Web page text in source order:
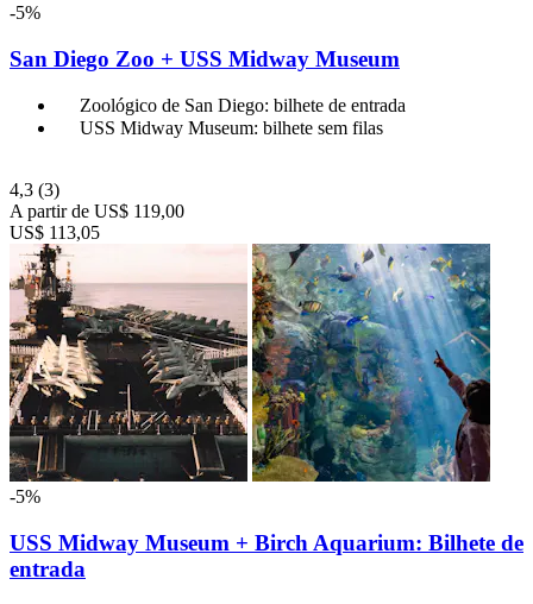
-5%
San Diego Zoo + USS Midway Museum
Zoológico de San Diego: bilhete de entrada
USS Midway Museum: bilhete sem filas
4,3 (3)
A partir de US$ 119,00
US$ 113,05
-5%
USS Midway Museum + Birch Aquarium: Bilhete de
entrada